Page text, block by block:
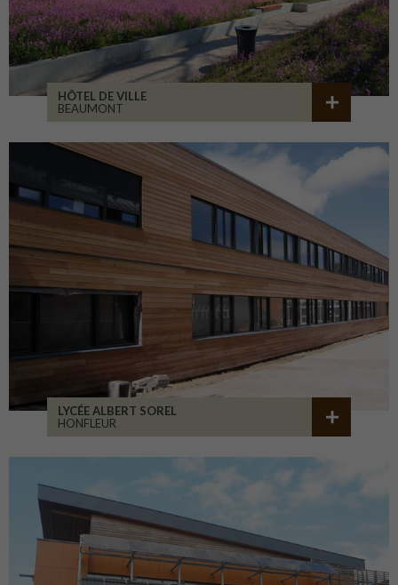
HÔTEL DE VILLE
BEAUMONT
LYCÉE ALBERT SOREL
HONFLEUR